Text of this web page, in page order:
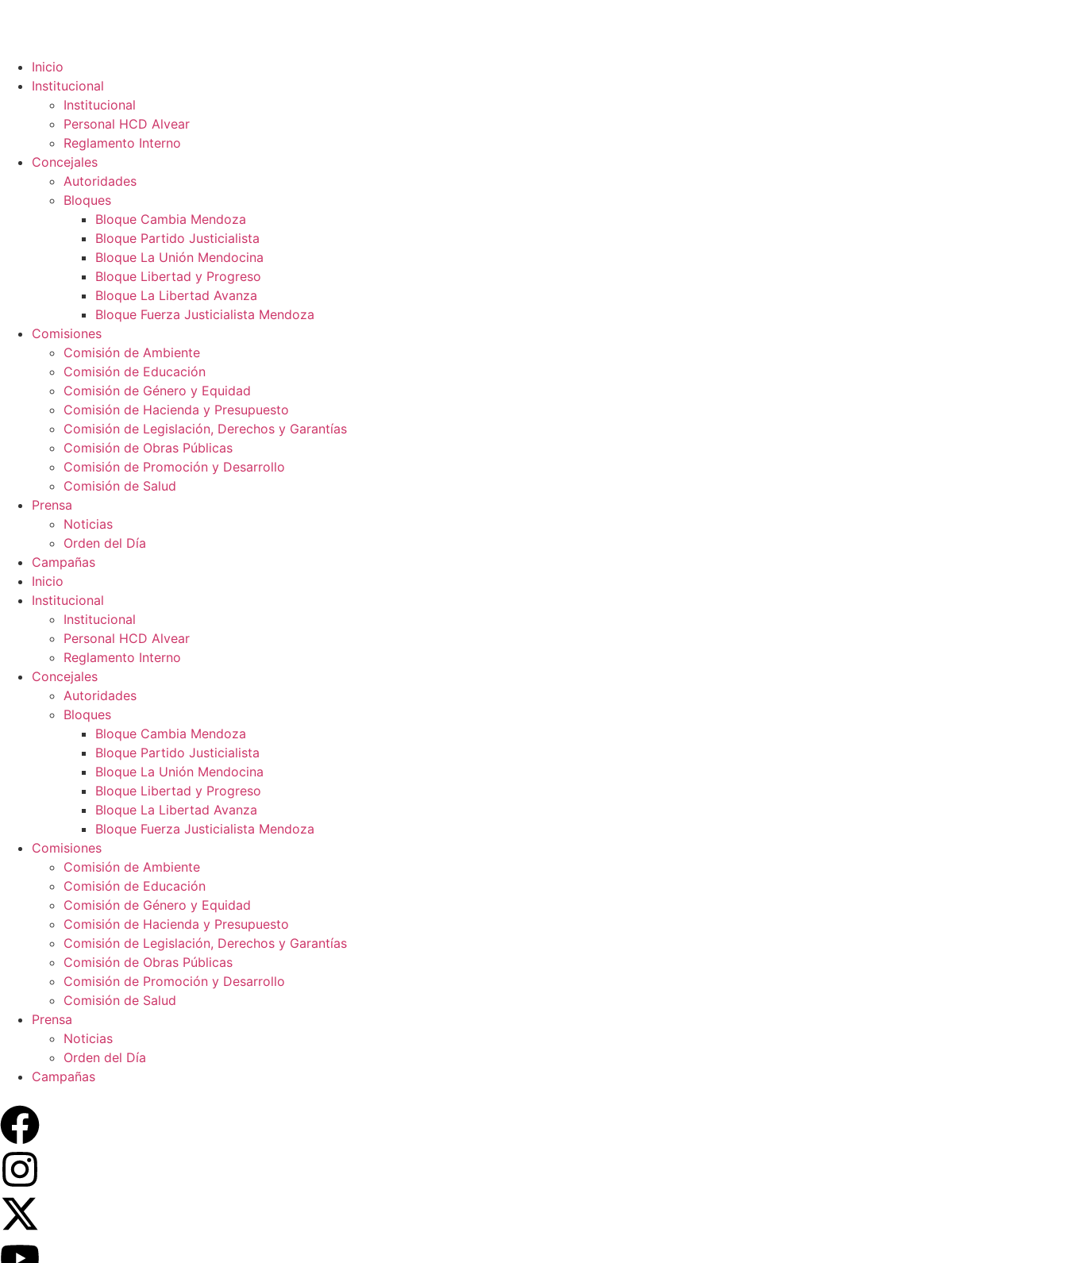
Inicio
Institucional
Institucional
Personal HCD Alvear
Reglamento Interno
Concejales
Autoridades
Bloques
Bloque Cambia Mendoza
Bloque Partido Justicialista
Bloque La Unión Mendocina
Bloque Libertad y Progreso
Bloque La Libertad Avanza
Bloque Fuerza Justicialista Mendoza
Comisiones
Comisión de Ambiente
Comisión de Educación
Comisión de Género y Equidad
Comisión de Hacienda y Presupuesto
Comisión de Legislación, Derechos y Garantías
Comisión de Obras Públicas
Comisión de Promoción y Desarrollo
Comisión de Salud
Prensa
Noticias
Orden del Día
Campañas
Inicio
Institucional
Institucional
Personal HCD Alvear
Reglamento Interno
Concejales
Autoridades
Bloques
Bloque Cambia Mendoza
Bloque Partido Justicialista
Bloque La Unión Mendocina
Bloque Libertad y Progreso
Bloque La Libertad Avanza
Bloque Fuerza Justicialista Mendoza
Comisiones
Comisión de Ambiente
Comisión de Educación
Comisión de Género y Equidad
Comisión de Hacienda y Presupuesto
Comisión de Legislación, Derechos y Garantías
Comisión de Obras Públicas
Comisión de Promoción y Desarrollo
Comisión de Salud
Prensa
Noticias
Orden del Día
Campañas